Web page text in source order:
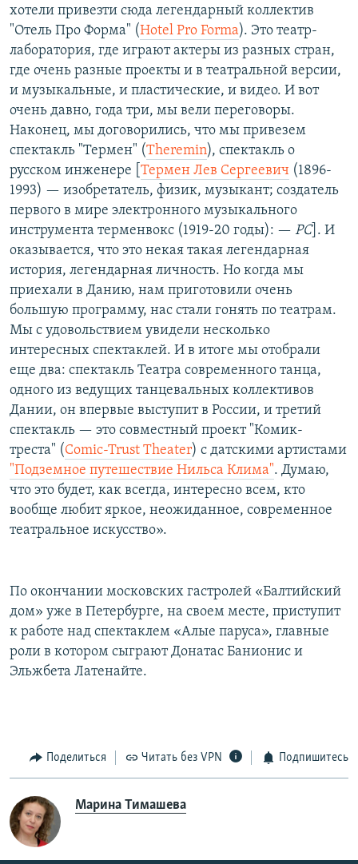
хотели привезти сюда легендарный коллектив
"Отель Про Форма" (Hotel Pro Forma). Это театр-
лаборатория, где играют актеры из разных стран,
где очень разные проекты и в театральной версии,
и музыкальные, и пластические, и видео. И вот
очень давно, года три, мы вели переговоры.
Наконец, мы договорились, что мы привезем
спектакль "Термен" (Theremin), спектакль о
русском инженере [ Термен Лев Сергеевич (1896-
1993) — изобретатель, физик, музыкант; создатель
первого в мире электронного музыкального
инструмента терменвокс (1919-20 годы): — РС]. И
оказывается, что это некая такая легендарная
история, легендарная личность. Но когда мы
приехали в Данию, нам приготовили очень
большую программу, нас стали гонять по театрам.
Мы с удовольствием увидели несколько
интересных спектаклей. И в итоге мы отобрали
еще два: спектакль Театра современного танца,
одного из ведущих танцевальных коллективов
Дании, он впервые выступит в России, и третий
спектакль — это совместный проект "Комик-
треста" (Comic-Trust Theater) с датскими артистами
"Подземное путешествие Нильса Клима". Думаю,
что это будет, как всегда, интересно всем, кто
вообще любит яркое, неожиданное, современное
театральное искусство».
По окончании московских гастролей «Балтийский
дом» уже в Петербурге, на своем месте, приступит
к работе над спектаклем «Алые паруса», главные
роли в котором сыграют Донатас Банионис и
Эльжбета Латенайте.
Поделиться Читать без VPN Подпишитесь
Марина Тимашева